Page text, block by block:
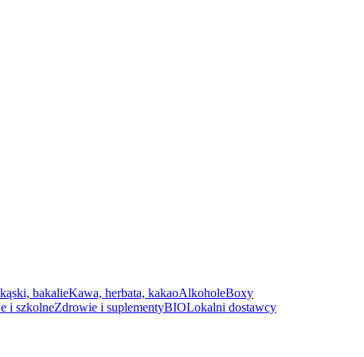
bakalieKawa, herbata, kakaoAlkoholeBoxy
i szkolneZdrowie i suplementyBIOLokalni dostawcy